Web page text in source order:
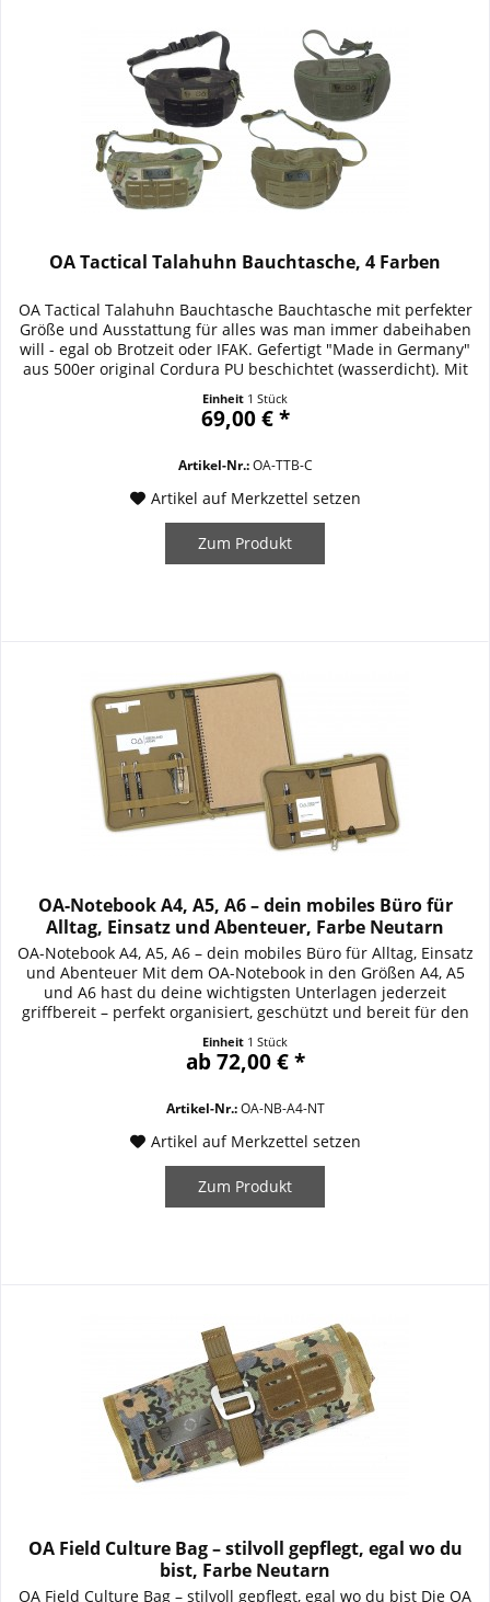
OA Tactical Talahuhn Bauchtasche, 4 Farben
OA Tactical Talahuhn Bauchtasche Bauchtasche mit perfekter
Größe und Ausstattung für alles was man immer dabeihaben
will - egal ob Brotzeit oder IFAK. Gefertigt "Made in Germany"
aus 500er original Cordura PU beschichtet (wasserdicht). Mit
backpocket mit zipper. Front und Top mit Lasercut
Molle/Klettflausch. Details /...
Einheit 1 Stück
69,00 € *
Artikel-Nr.:OA-TTB-C
Artikel auf Merkzettel setzen
Zum Produkt
OA-Notebook A4, A5, A6 – dein mobiles Büro für
Alltag, Einsatz und Abenteuer, Farbe Neutarn
OA-Notebook A4, A5, A6 – dein mobiles Büro für Alltag, Einsatz
und Abenteuer Mit dem OA-Notebook in den Größen A4, A5
und A6 hast du deine wichtigsten Unterlagen jederzeit
griffbereit – perfekt organisiert, geschützt und bereit für den
Dieses robuste Notiz- und Organisations-Set macht Schluss
mit Chaos und sorgt dafür,...
Einheit 1 Stück
ab 72,00 € *
Artikel-Nr.:OA-NB-A4-NT
Artikel auf Merkzettel setzen
Zum Produkt
OA Field Culture Bag – stilvoll gepflegt, egal wo du
bist, Farbe Neutarn
OA Field Culture Bag – stilvoll gepflegt, egal wo du bist Die OA